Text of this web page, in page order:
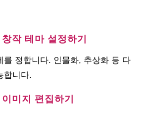
작 테마 설정하기
를 정합니다. 인물화, 추상화 등 다
합니다.
미지 편집하기